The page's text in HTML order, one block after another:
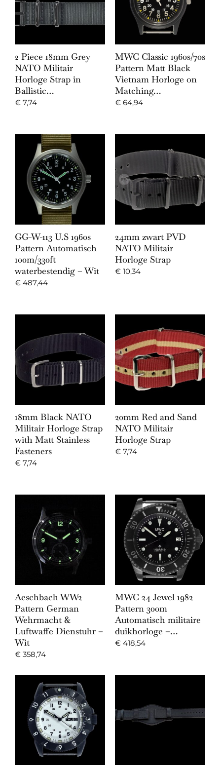
2 Piece 18mm Grey
NATO Militair
Horloge Strap in
Ballistic…
€ 7,74
MWC Classic 1960s/70s
Pattern Matt Black
Vietnam Horloge on
Matching…
€ 64,94
GG-W-113 U.S 1960s
Pattern Automatisch
100m/330ft
waterbestendig – Wit
€ 487,44
24mm zwart PVD
NATO Militair
Horloge Strap
€ 10,34
18mm Black NATO
Militair Horloge Strap
with Matt Stainless
Fasteners
€ 7,74
20mm Red and Sand
NATO Militair
Horloge Strap
€ 7,74
Aeschbach WW2
Pattern German
Wehrmacht &
Luftwaffe Dienstuhr –
Wit
€ 358,74
MWC 24 Jewel 1982
Pattern 300m
Automatisch militaire
duikhorloge –…
€ 418,54